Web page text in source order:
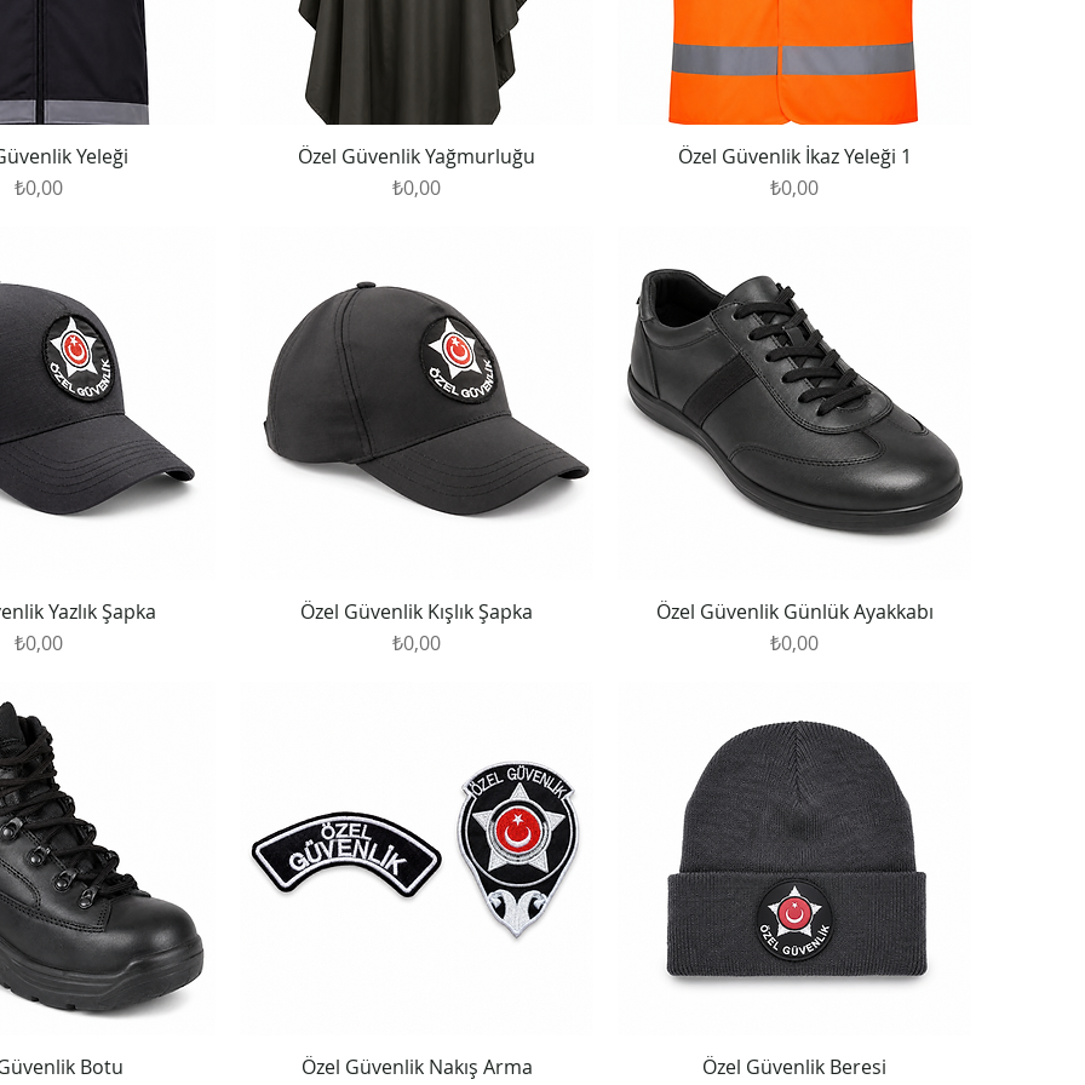
Yeleği
Fiyat
₺0,00
Özel Güvenlik Yağmurluğu
Fiyat
₺0,00
Özel Güvenlik İkaz Yeleği 1
Fiyat
₺0,00
Yazlık Şapka
Fiyat
₺0,00
Özel Güvenlik Kışlık Şapka
Fiyat
₺0,00
Özel Güvenlik Günlük Ayakkabı
Fiyat
₺0,00
Botu
Özel Güvenlik Nakış Arma
Özel Güvenlik Beresi